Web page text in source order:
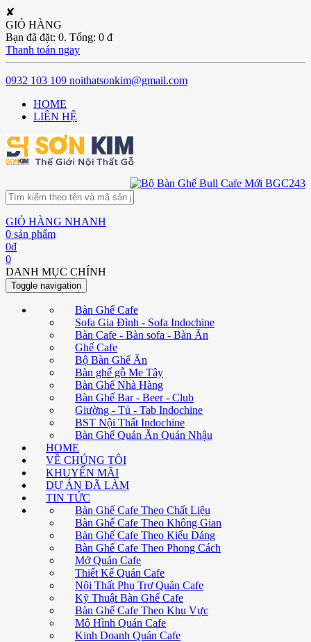
✘
GIỎ HÀNG
Bạn đã đặt: 0. Tổng: 0 đ
Thanh toán ngay
0932 103 109 noithatsonkim@gmail.com
HOME
LIÊN HỆ
GIỎ HÀNG NHANH
0 sản phẩm
0đ
0
DANH MỤC CHÍNH
Toggle navigation
Bàn Ghế Cafe
Sofa Gia Đình - Sofa Indochine
Bàn Cafe - Bàn sofa - Bàn Ăn
Ghế Cafe
Bộ Bàn Ghế Ăn
Bàn ghế gỗ Me Tây
Bàn Ghế Nhà Hàng
Bàn Ghế Bar - Beer - Club
Giường - Tủ - Tab Indochine
BST Nội Thất Indochine
Bàn Ghế Quán Ăn Quán Nhậu
HOME
VỀ CHÚNG TÔI
KHUYẾN MÃI
DỰ ÁN ĐÃ LÀM
TIN TỨC
Bàn Ghế Cafe Theo Chất Liệu
Bàn Ghế Cafe Theo Không Gian
Bàn Ghế Cafe Theo Kiểu Dáng
Bàn Ghế Cafe Theo Phong Cách
Mở Quán Cafe
Thiết Kế Quán Cafe
Nội Thất Phụ Trợ Quán Cafe
Kỹ Thuật Bàn Ghế Cafe
Bàn Ghế Cafe Theo Khu Vực
Mô Hình Quán Cafe
Kinh Doanh Quán Cafe